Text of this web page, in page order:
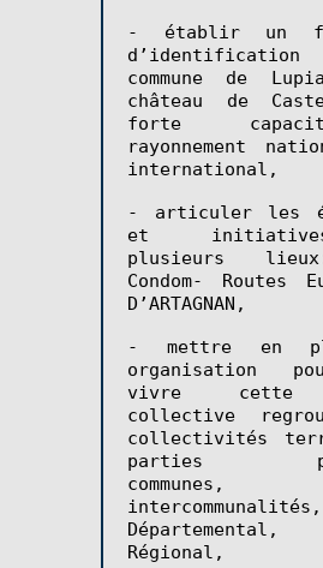
- établir un
commune de
château de
forte
rayonnement
international,
- articuler les
et
plusieurs
Condom- Routes
D’ARTAGNAN,
- mettre en
organisation
vivre cette
collective
collectivités
parties
communes,
Régional,